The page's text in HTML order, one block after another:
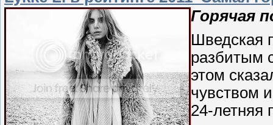
Горячая
Шведская
разбитым
этом
чувством
24-летняя